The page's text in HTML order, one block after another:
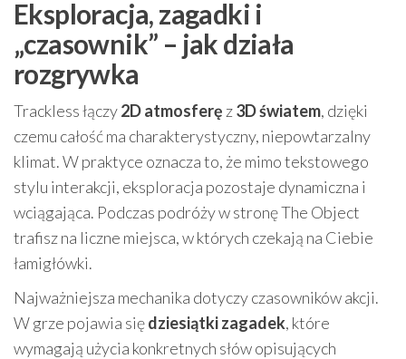
Eksploracja, zagadki i
„czasownik” – jak działa
rozgrywka
Trackless łączy2D atmosferę z3D światem, dzięki
czemu całość ma charakterystyczny, niepowtarzalny
klimat. W praktyce oznacza to, że mimo tekstowego
stylu interakcji, eksploracja pozostaje dynamiczna i
wciągająca. Podczas podróży w stronę The Object
trafisz na liczne miejsca, w których czekają na Ciebie
łamigłówki.
Najważniejsza mechanika dotyczy czasowników akcji.
W grze pojawia siędziesiątki zagadek, które
wymagają użycia konkretnych słów opisujących